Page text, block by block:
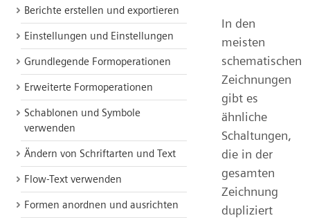
Berichte erstellen und exportieren
Einstellungen und Einstellungen
Grundlegende Formoperationen
Erweiterte Formoperationen
Schablonen und Symbole
verwenden
Ändern von Schriftarten und Text
Flow-Text verwenden
Formen anordnen und ausrichten
In den
meisten
schematischen
Zeichnungen
gibt es
ähnliche
Schaltungen,
die in der
gesamten
Zeichnung
dupliziert